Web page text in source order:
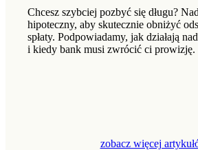
Chcesz szybciej pozbyć się długu?
hipoteczny, aby skutecznie obniżyć
spłaty. Podpowiadamy, jak działają
i kiedy bank musi zwrócić ci prowizję.
zobacz więcej